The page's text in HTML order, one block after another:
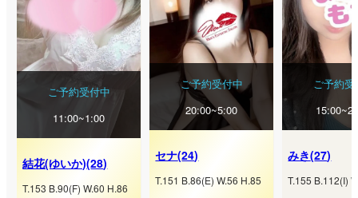
ご予約受付中
11:00~1:00
結花(ゆいか)(28)
T.153 B.90(F) W.60 H.86
ご予約受付中
20:00~5:00
セナ(24)
T.151 B.86(E) W.56 H.85
ご予約受
みき(27)
T.155 B.112(I)